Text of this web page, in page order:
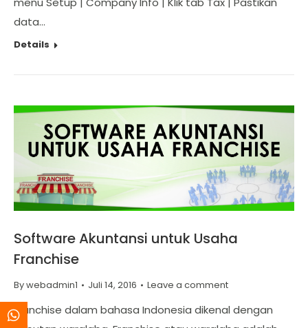
data…
Details
Software Akuntansi untuk Usaha
Franchise
Bywebadmin1 Juli 14, 2016 Leave a comment
Franchise dalam bahasa Indonesia dikenal dengan